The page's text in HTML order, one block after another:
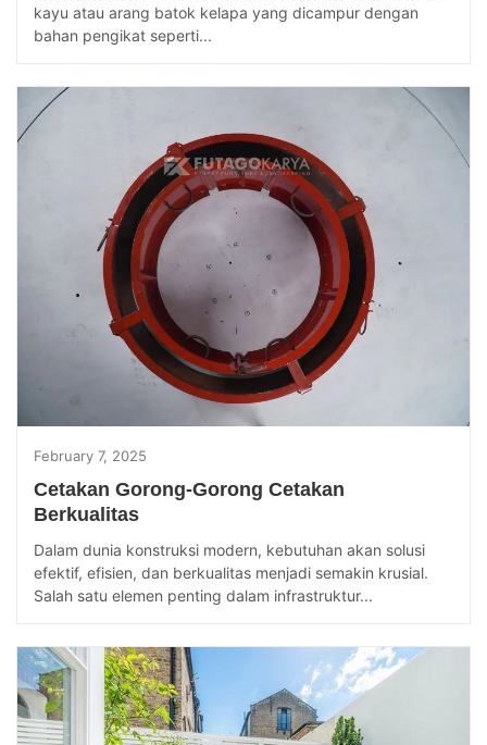
kayu atau arang batok kelapa yang dicampur dengan
bahan pengikat seperti...
February 7, 2025
Cetakan Gorong-Gorong Cetakan
Berkualitas
Dalam dunia konstruksi modern, kebutuhan akan solusi
efektif, efisien, dan berkualitas menjadi semakin krusial.
Salah satu elemen penting dalam infrastruktur...